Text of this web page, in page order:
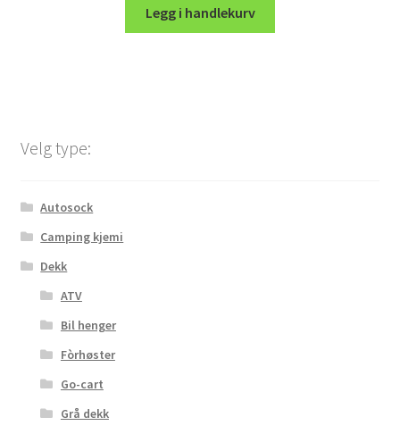
Legg i handlekurv
Velg type:
Autosock
Camping kjemi
Dekk
ATV
Bil henger
Fòrhøster
Go-cart
Grå dekk